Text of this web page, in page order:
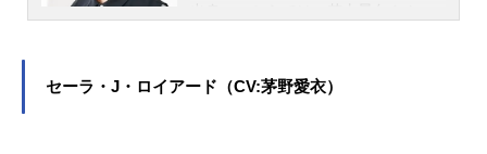
セーラ・J・ロイアード（CV:茅野愛衣）